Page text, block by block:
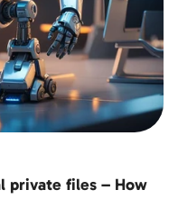
private files – How